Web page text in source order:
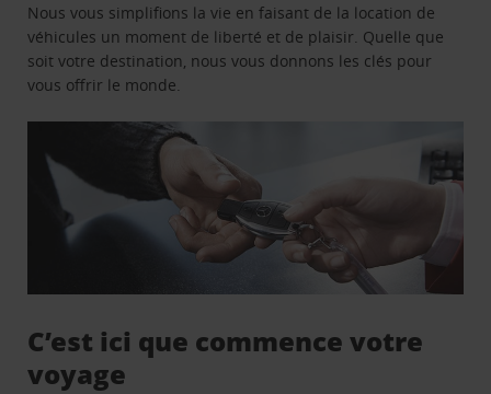
Nous vous simplifions la vie en faisant de la location de
véhicules un moment de liberté et de plaisir. Quelle que
soit votre destination, nous vous donnons les clés pour
vous offrir le monde.
C’est ici que commence votre
voyage